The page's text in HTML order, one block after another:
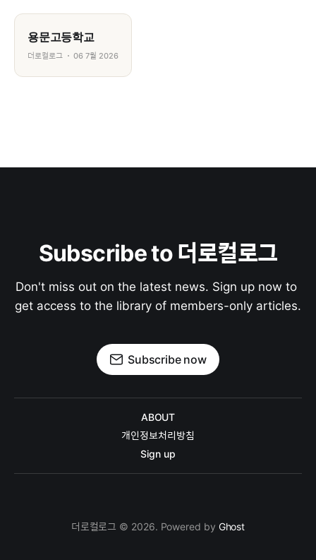
용문고등학교
더로컬로그 06 7월 2026
Subscribe to 더로컬로그
Don't miss out on the latest news. Sign up now to
get access to the library of members-only articles.
Subscribe now
ABOUT
개인정보처리방침
Sign up
더로컬로그 © 2026. Powered by Ghost